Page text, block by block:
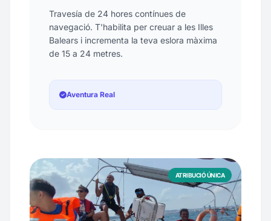
Travesía de 24 hores contínues de
navegació. T'habilita per creuar a les Illes
Balears i incrementa la teva eslora màxima
de 15 a 24 metres.
Aventura Real
ATRIBUCIÓ ÚNICA